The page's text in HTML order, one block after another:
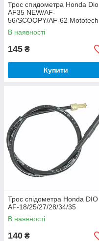
Трос спидометра Honda Dio
AF35 NEW/AF-
56/SCOOPY/AF-62 Mototech
В наявності
145 ₴
Купити
Трос спідометра Honda DIO
AF-18/25/27/28/34/35
В наявності
140 ₴